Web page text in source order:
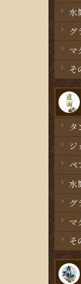
水
グ
マ
そ
タ
ジ
ペ
水
グ
マ
そ